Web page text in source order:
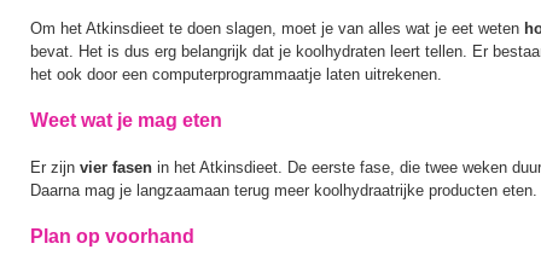
Om het Atkinsdieet te doen slagen, moet je van alles wat je eet weten
bevat. Het is dus erg belangrijk dat je koolhydraten leert tellen. Er
het ook door een computerprogrammaatje laten uitrekenen.
Weet wat je mag eten
Er zijn vier fasen in het Atkinsdieet. De eerste fase, die twee weken
Daarna mag je langzaamaan terug meer koolhydraatrijke producten eten.
Plan op voorhand